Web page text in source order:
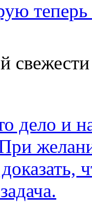
свежести
дело и